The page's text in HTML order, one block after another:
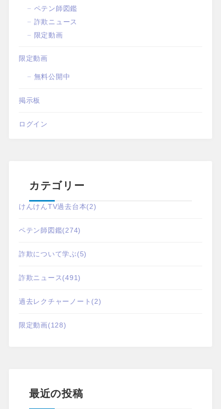
ペテン師図鑑
詐欺ニュース
限定動画
限定動画
無料公開中
掲示板
ログイン
カテゴリー
けんけんTV過去台本(2)
ペテン師図鑑(274)
詐欺について学ぶ(5)
詐欺ニュース(491)
過去レクチャーノート (2)
限定動画(128)
最近の投稿